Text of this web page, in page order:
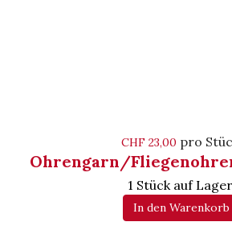
CHF 23,00 pro
Ohrengarn/
1 Stück auf Lager
In den Warenkorb